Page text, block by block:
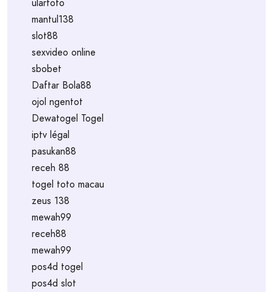
mantul138
slot88
sexvideo online
sbobet
Daftar Bola88
ojol ngentot
Dewatogel Togel
iptv légal
pasukan88
receh 88
togel toto macau
zeus 138
mewah99
receh88
mewah99
pos4d togel
pos4d slot